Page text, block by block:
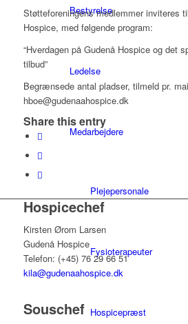
Bestyrelse
Ledelse
Medarbejdere
Plejepersonale
Fysioterapeuter
Hospicepræst
Støtteforeningens medlemmer inviteres
Hospice, med følgende program:
“Hverdagen på Gudenå Hospice og det
tilbud”
Begrænsede antal pladser, tilmeld pr.
hboe@gudenaahospice.dk
Share this entry
Hospicechef
Kirsten Ørom Larsen
Gudenå Hospice
Telefon: (+45) 76 29 66 51
kila@gudenaahospice.dk
Souschef